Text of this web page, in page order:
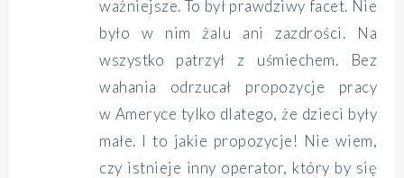
ważniejsze. To był prawdziwy facet. Nie
było w nim żalu ani zazdrości. Na
wszystko patrzył z uśmiechem. Bez
wahania odrzucał propozycje pracy
w Ameryce tylko dlatego, że dzieci były
małe. I to jakie propozycje! Nie wiem,
czy istnieje inny operator, który by się